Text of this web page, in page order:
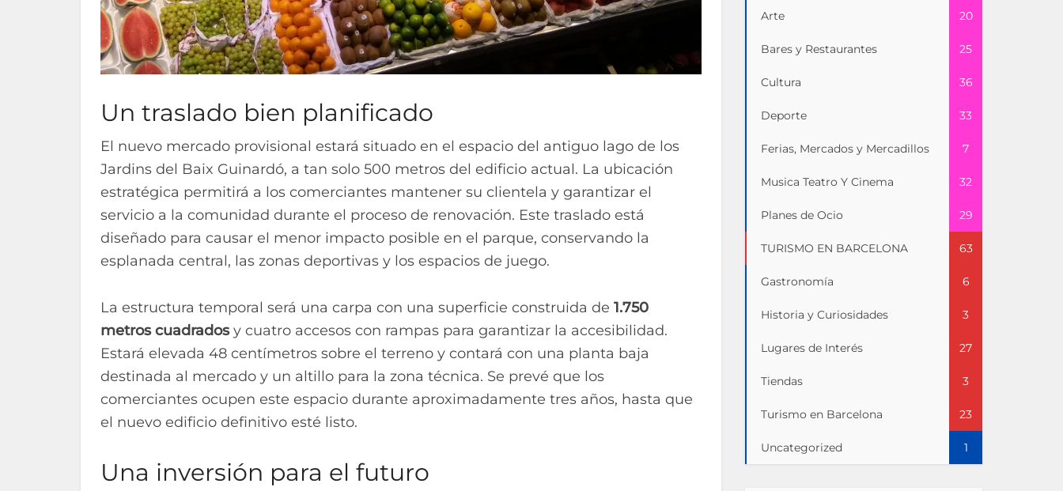
Un traslado bien planificado
El nuevo mercado provisional estará situado en el espacio del antiguo lago de los
Jardins del Baix Guinardó, a tan solo 500 metros del edificio actual. La ubicación
estratégica permitirá a los comerciantes mantener su clientela y garantizar el
servicio a la comunidad durante el proceso de renovación. Este traslado está
diseñado para causar el menor impacto posible en el parque, conservando la
esplanada central, las zonas deportivas y los espacios de juego.
La estructura temporal será una carpa con una superficie construida de 1.750
metros cuadradosy cuatro accesos con rampas para garantizar la accesibilidad.
Estará elevada 48 centímetros sobre el terreno y contará con una planta baja
destinada al mercado y un altillo para la zona técnica. Se prevé que los
comerciantes ocupen este espacio durante aproximadamente tres años, hasta que
el nuevo edificio definitivo esté listo.
Una inversión para el futuro
Arte 20
Bares y Restaurantes 25
Cultura 36
Deporte 33
Ferias, Mercados y Mercadillos 7
Musica Teatro Y Cinema 32
Planes de Ocio 29
TURISMO EN BARCELONA 63
Gastronomía 6
Historia y Curiosidades 3
Lugares de Interés 27
Tiendas 3
Turismo en Barcelona 23
Uncategorized 1